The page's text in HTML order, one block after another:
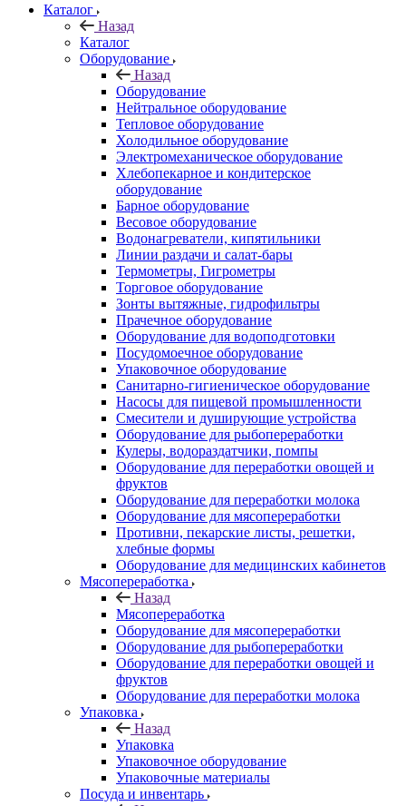
Каталог
Назад
Каталог
Оборудование
Назад
Оборудование
Нейтральное оборудование
Тепловое оборудование
Холодильное оборудование
Электромеханическое оборудование
Хлебопекарное и кондитерское
оборудование
Барное оборудование
Весовое оборудование
Водонагреватели, кипятильники
Линии раздачи и салат-бары
Термометры, Гигрометры
Торговое оборудование
Зонты вытяжные, гидрофильтры
Прачечное оборудование
Оборудование для водоподготовки
Посудомоечное оборудование
Упаковочное оборудование
Санитарно-гигиеническое оборудование
Насосы для пищевой промышленности
Смесители и душирующие устройства
Оборудование для рыбопереработки
Кулеры, водораздатчики, помпы
Оборудование для переработки овощей и
фруктов
Оборудование для переработки молока
Оборудование для мясопереработки
Противни, пекарские листы, решетки,
хлебные формы
Оборудование для медицинских кабинетов
Мясопереработка
Назад
Мясопереработка
Оборудование для мясопереработки
Оборудование для рыбопереработки
Оборудование для переработки овощей и
фруктов
Оборудование для переработки молока
Упаковка
Назад
Упаковка
Упаковочное оборудование
Упаковочные материалы
Посуда и инвентарь